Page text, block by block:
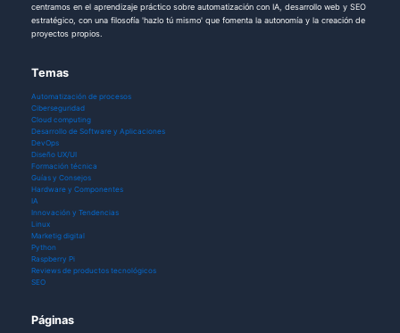
centramos en el aprendizaje práctico sobre automatización con IA, desarrollo web y SEO
estratégico, con una filosofía 'hazlo tú mismo' que fomenta la autonomía y la creación de
proyectos propios.
Temas
Automatización de procesos
Ciberseguridad
Cloud computing
Desarrollo de Software y Aplicaciones
DevOps
Diseño UX/UI
Formación técnica
Guías y Consejos
Hardware y Componentes
IA
Innovación y Tendencias
Linux
Marketig digital
Python
Raspberry Pi
Reviews de productos tecnológicos
SEO
Páginas